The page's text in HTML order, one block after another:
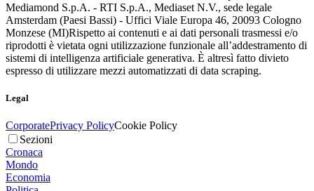
Mediamond S.p.A. - RTI S.p.A., Mediaset N.V., sede legale
Amsterdam (Paesi Bassi) - Uffici Viale Europa 46, 20093 Cologno
Monzese (MI)Rispetto ai contenuti e ai dati personali trasmessi e/o
riprodotti è vietata ogni utilizzazione funzionale all’addestramento di
sistemi di intelligenza artificiale generativa. È altresì fatto divieto
espresso di utilizzare mezzi automatizzati di data scraping.
Legal
CorporatePrivacy PolicyCookie Policy
Sezioni
Cronaca
Mondo
Economia